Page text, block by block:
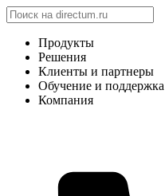
Продукты
Решения
Клиенты и партнеры
Обучение и поддержка
Компания